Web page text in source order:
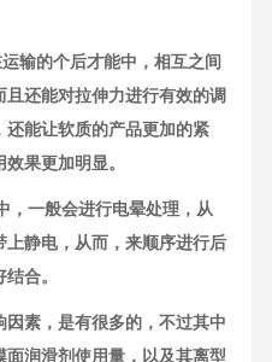
输的个后才能中，相互之间
还能对拉伸力进行有效的调
能让软质的产品更加的紧
果更加明显。
，一般会进行电晕处理，从
静电，从而，来顺序进行后
合。
素，是有很多的，不过其中
润滑剂使用量，以及其离型